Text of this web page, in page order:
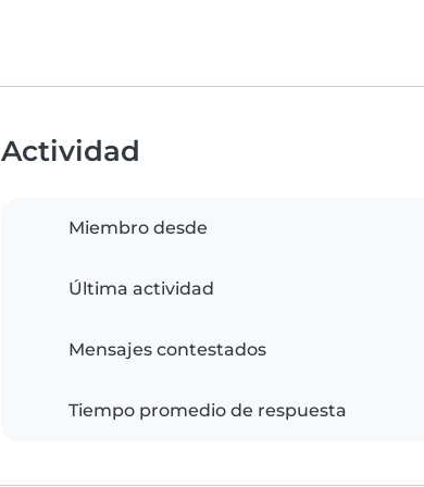
Actividad
Miembro desde
Última actividad
Mensajes contestados
Tiempo promedio de respuesta